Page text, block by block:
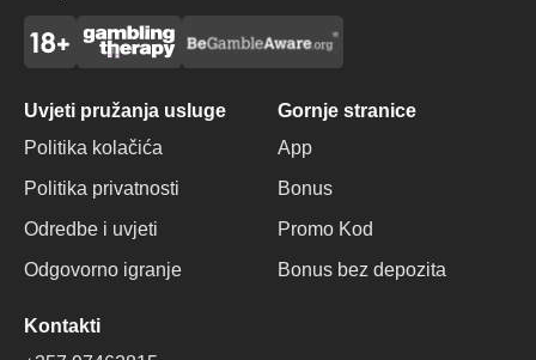
Uvjeti pružanja usluge
Politika kolačića
Politika privatnosti
Odredbe i uvjeti
Odgovorno igranje
Gornje stranice
App
Bonus
Promo Kod
Bonus bez depozita
Kontakti